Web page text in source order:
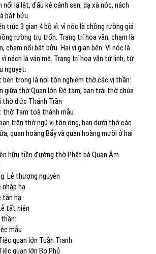
nổi lá lật, đấu kê cánh sen; dạ xà nóc, nách
bát bửu.
trúc 3 gian 4 bộ vì: vì nóc là chồng rường giá
rường trụ trốn. Trang trí hoa văn: chạm là
chạm nổi bát bửu. Hai vì gian bên: Vì nóc là
nách là ván mê. Trang trí hoa văn tứ linh, tứ
nguyệt.
bên trong là nơi tôn nghiêm thờ các vị thần:
giữa thờ Quan lớn Đệ tam, ban trái thờ chúa
thờ đức Thánh Trần
thờ Tam toà thánh mẫu
trên thờ ngũ vị tôn ông, ban dưới thờ các
quan hoàng Bẩy và quan hoàng mười ở hai
hữu tiền đường thờ Phật bà Quan Âm
Lễ thượng nguyên
nhập hạ
tán hạ
tất niên
mẫu
quan lớn Tuần Tranh
quan lớn Bơ Phủ